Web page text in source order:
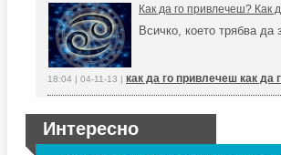
Как да го привлечеш? Как
Всичко, което трябва
18:04 | 04-11-13 | как да го привлечеш как да
Интересно